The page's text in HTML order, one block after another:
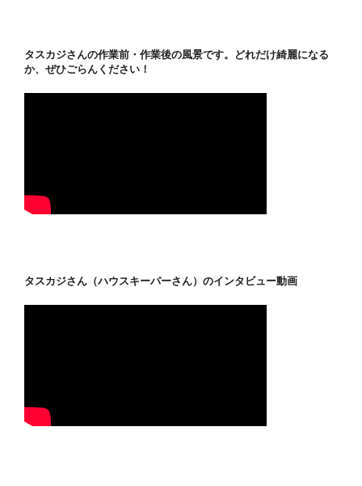
タスカジさんの作業前・作業後の風景です。どれだけ綺麗になる
か、ぜひごらんください！
タスカジさん（ハウスキーパーさん）のインタビュー動画